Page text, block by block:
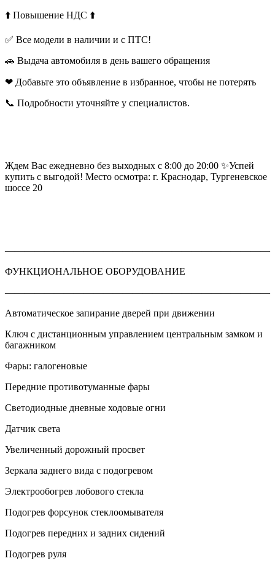
⬆️ Повышение НДС ⬆️
✅ Все модели в наличии и с ПТС!
🚗 Выдача автомобиля в день вашего обращения
❤ Добавьте это объявление в избранное, чтобы не потерять
📞 Подробности уточняйте у специалистов.
Ждем Вас ежедневно без выходных с 8:00 до 20:00 ✨Успей
купить с выгодой! Место осмотра: г. Краснодар, Тургеневское
шоссе 20
———————————————————————————
ФУНКЦИОНАЛЬНОЕ ОБОРУДОВАНИЕ
———————————————————————————
Автоматическое запирание дверей при движении
Ключ с дистанционным управлением центральным замком и
багажником
Фары: галогеновые
Передние противотуманные фары
Светодиодные дневные ходовые огни
Датчик света
Увеличенный дорожный просвет
Зеркала заднего вида с подогревом
Электрообогрев лобового стекла
Подогрев форсунок стеклоомывателя
Подогрев передних и задних сидений
Подогрев руля